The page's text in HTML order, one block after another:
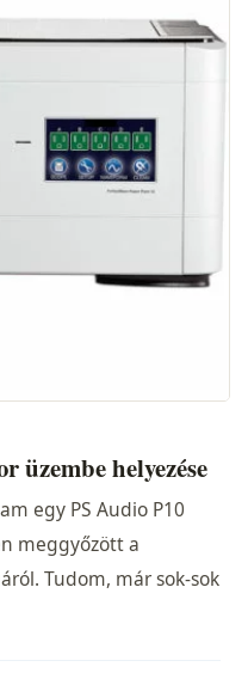
üzembe helyezése
egy PS Audio P10
meggyőzött a
Tudom, már sok-sok